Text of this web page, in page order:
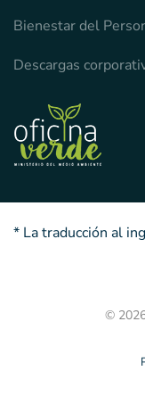
Bienestar del
Descargas
* La traducción al
©